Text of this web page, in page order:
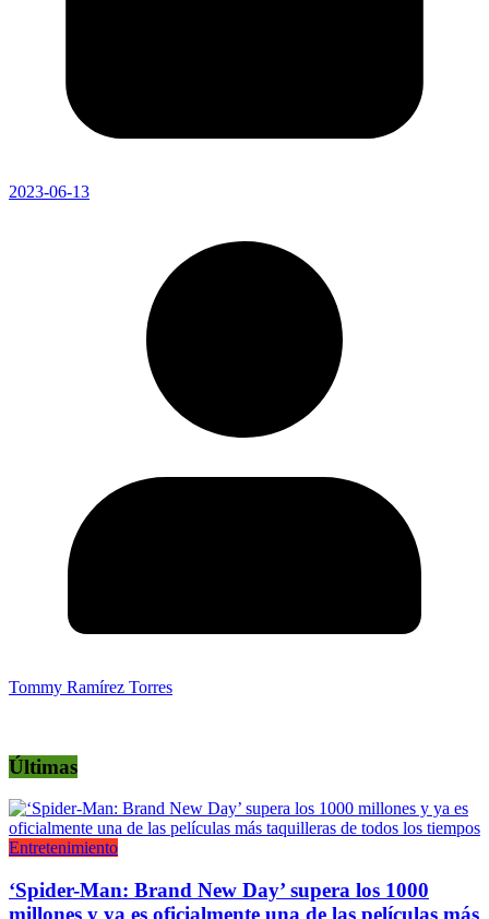
2023-06-13
Tommy Ramírez Torres
Últimas
Entretenimiento
‘Spider-Man: Brand New Day’ supera los 1000
millones y ya es oficialmente una de las películas más